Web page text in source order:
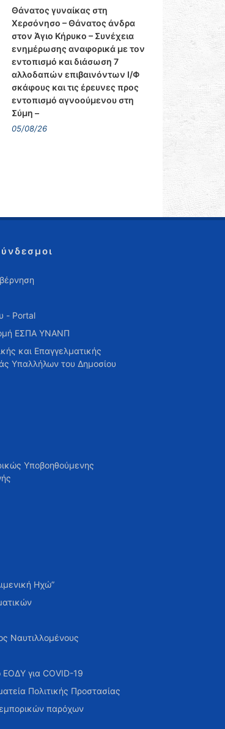
Θάνατος γυναίκας στη
Χερσόνησο – Θάνατος άνδρα
στον Άγιο Κήρυκο – Συνέχεια
ενημέρωσης αναφορικά με τον
εντοπισμό και διάσωση 7
αλλοδαπών επιβαινόντων Ι/Φ
σκάφους και τις έρευνες προς
εντοπισμό αγνοούμενου στη
Σύμη –
05/08/26
- Portal
ΕΣΠΑ ΥΝΑΝΠ
και Επαγγελματικής
Υπαλλήλων του Δημοσίου
Υποβοηθούμενης
Ηχώ”
Ναυτιλλομένους
ΕΟΔΥ για COVID-19
Πολιτικής Προστασίας
παρόχων